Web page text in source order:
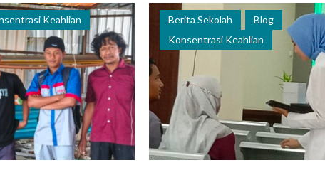
Keahlian Berita Sekolah
Blog
Konsentrasi Keahlian